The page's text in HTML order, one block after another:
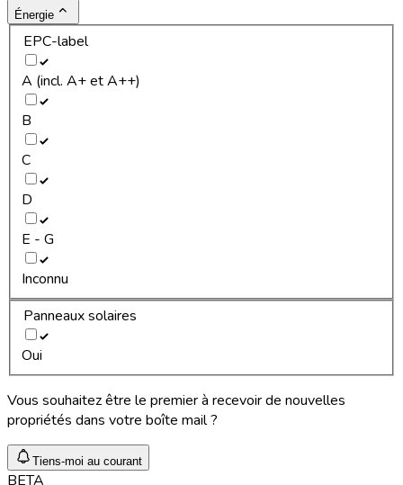
Énergie
EPC-label
A (incl. A+ et A++)
B
C
D
E - G
Inconnu
Panneaux solaires
Oui
Vous souhaitez être le premier à recevoir de nouvelles
propriétés dans votre boîte mail ?
Tiens-moi au courant
BETA